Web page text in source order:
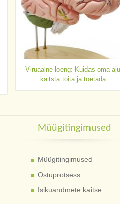
Viruaalne loeng: Kuidas oma aju
kaitsta toita ja toetada
Müügitingimused
Müügitingimused
Ostuprotsess
Isikuandmete kaitse